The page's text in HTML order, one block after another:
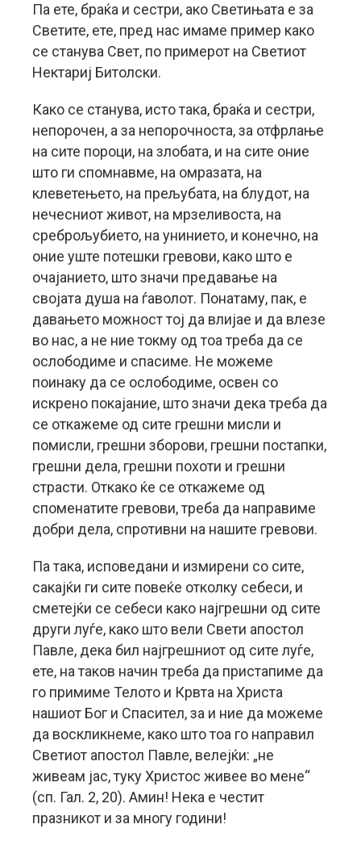
Па ете, браќа и сестри, ако Светињата е за
Светите, ете, пред нас имаме пример како
се станува Свет, по примерот на Светиот
Нектариј Битолски.
Како се станува, исто така, браќа и сестри,
непорочен, а за непорочноста, за отфрлање
на сите пороци, на злобата, и на сите оние
што ги спомнавме, на омразата, на
клеветењето, на прељубата, на блудот, на
нечесниот живот, на мрзеливоста, на
среброљубието, на унинието, и конечно, на
оние уште потешки гревови, како што е
очајанието, што значи предавање на
својата душа на ѓаволот. Понатаму, пак, е
давањето можност тој да влијае и да влезе
во нас, а не ние токму од тоа треба да се
ослободиме и спасиме. Не можеме
поинаку да се ослободиме, освен со
искрено покајание, што значи дека треба да
се откажеме од сите грешни мисли и
помисли, грешни зборови, грешни постапки,
грешни дела, грешни похоти и грешни
страсти. Откако ќе се откажеме од
споменатите гревови, треба да направиме
добри дела, спротивни на нашите гревови.
Па така, исповедани и измирени со сите,
сакајќи ги сите повеќе отколку себеси, и
сметејќи се себеси како најгрешни од сите
други луѓе, како што вели Свети апостол
Павле, дека бил најгрешниот од сите луѓе,
ете, на таков начин треба да пристапиме да
го примиме Телото и Крвта на Христа
нашиот Бог и Спасител, за и ние да можеме
да воскликнеме, како што тоа го направил
Светиот апостол Павле, велејќи: „не
живеам јас, туку Христос живее во мене“
(сп. Гал. 2, 20). Амин! Нека е честит
празникот и за многу години!